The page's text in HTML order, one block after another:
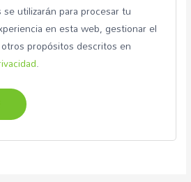
utilizarán para procesar tu
en esta web, gestionar el
propósitos descritos en
.